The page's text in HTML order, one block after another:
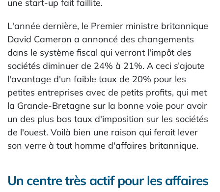
une start-up fait faillite.
L'année dernière, le Premier ministre britannique
David Cameron a annoncé des changements
dans le système fiscal qui verront l'impôt des
sociétés diminuer de 24% à 21%. A ceci s’ajoute
l'avantage d'un faible taux de 20% pour les
petites entreprises avec de petits profits, qui met
la Grande-Bretagne sur la bonne voie pour avoir
un des plus bas taux d'imposition sur les sociétés
de l'ouest. Voilà bien une raison qui ferait lever
son verre à tout homme d'affaires britannique.
Un centre très actif pour les affaires